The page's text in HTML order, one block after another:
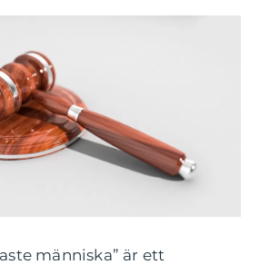
människa” är ett